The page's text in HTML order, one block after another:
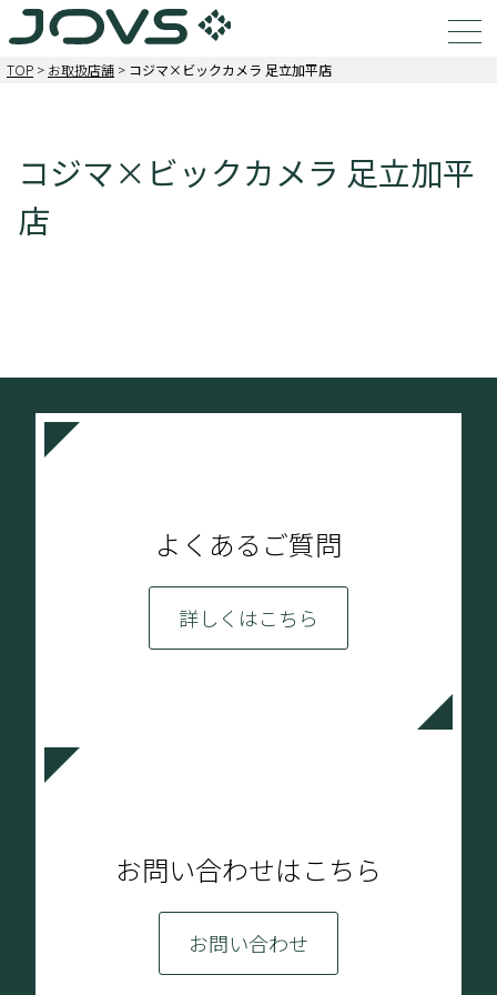
TOP > お取扱店舗 > コジマ×ビックカメラ 足立加平店
コジマ×ビックカメラ 足立加平
店
よくあるご質問
詳しくはこちら
お問い合わせはこちら
お問い合わせ